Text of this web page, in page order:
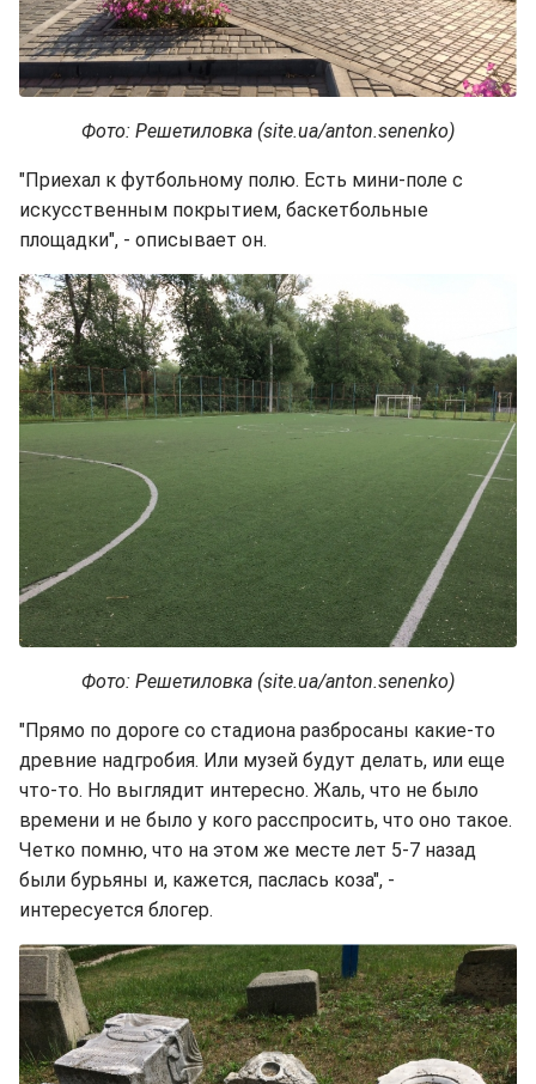
Фото: Решетиловка (site.ua/anton.senenko)
"Приехал к футбольному полю. Есть мини-поле с
искусственным покрытием, баскетбольные
площадки", - описывает он.
Фото: Решетиловка (site.ua/anton.senenko)
"Прямо по дороге со стадиона разбросаны какие-то
древние надгробия. Или музей будут делать, или еще
что-то. Но выглядит интересно. Жаль, что не было
времени и не было у кого расспросить, что оно такое.
Четко помню, что на этом же месте лет 5-7 назад
были бурьяны и, кажется, паслась коза", -
интересуется блогер.